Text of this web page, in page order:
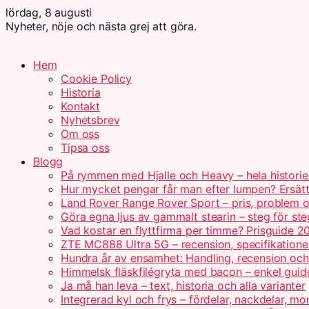
lördag, 8 augusti
Nyheter, nöje och nästa grej att göra.
Hem
Cookie Policy
Historia
Kontakt
Nyhetsbrev
Om oss
Tipsa oss
Blogg
På rymmen med Hjalle och Heavy – hela
Hur mycket pengar får man efter lumpen?
Land Rover Range Rover Sport – pris, problem
Göra egna ljus av gammalt stearin – steg för
Vad kostar en flyttfirma per timme? Prisguide
ZTE MC888 Ultra 5G – recension,
Hundra år av ensamhet: Handling, recension
Himmelsk fläskfilégryta med bacon – enkel
Ja må han leva – text, historia och alla varianter
Integrerad kyl och frys – fördelar, nackdelar,